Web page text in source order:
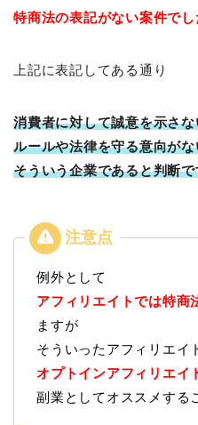
特商法の表記がない案件でし
上記に表記してある通り
消費者に対して誠意を示さな
ルールや法律を守る意向がな
そういう企業であると判断
例外として
アフィリエイトでは特商
ますが
そういったアフィリエイ
オプトインアフィリエイ
副業としてオススメする